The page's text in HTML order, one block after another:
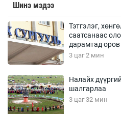
Шинэ мэдээ
Тэтгэлэг,
саатсанаас
дарамтад оров
3 цаг 2 мин
Налайх
шалгарлаа
3 цаг 32 мин